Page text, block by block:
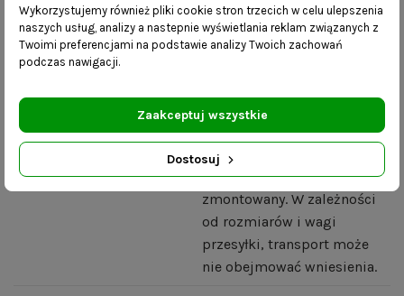
dostępność różnych rozmiarów – skontaktuj się z
nami i wybierz dowolne wymiary.
Szczegóły produktu
Dostawa:
Mebel dostarczany w
kartonie w całości- już
zmontowany. W zależności
od rozmiarów i wagi
przesyłki, transport może
nie obejmować wniesienia.
Wykorzystujemy również pliki cookie stron trzecich w celu ulepszenia
naszych usług, analizy a nastepnie wyświetlania reklam związanych z
Twoimi preferencjami na podstawie analizy Twoich zachowań
podczas nawigacji.
Dostosuj
Zaakceptuj wszystkie